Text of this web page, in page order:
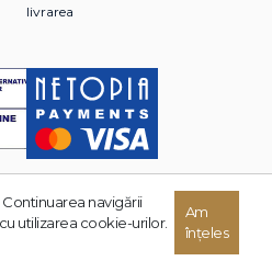
livrarea
Toate drepturile rezervate.
navigării
utilizarea cookie-urilor.
Am
înțeles